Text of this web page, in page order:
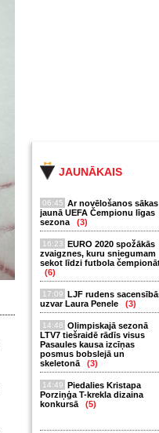
JAUNĀKAIS
06:45 Ar novēlošanos sākas
jaunā UEFA Čempionu līgas
sezona
(3)
16:23 EURO 2020 spožākās
zvaigznes, kuru sniegumam
sekot līdzi futbola
(6)
17:09 LJF rudens
uzvar Laura Penele
(3)
14:48 Olimpiskajā sezonā
LTV7 tiešraidē rādīs visus
Pasaules kausa izcīņas
posmus bobslejā un
skeletonā
(3)
14:49 Piedalies Kristapa
Porziņģa T-krekla dizaina
konkursā
(5)